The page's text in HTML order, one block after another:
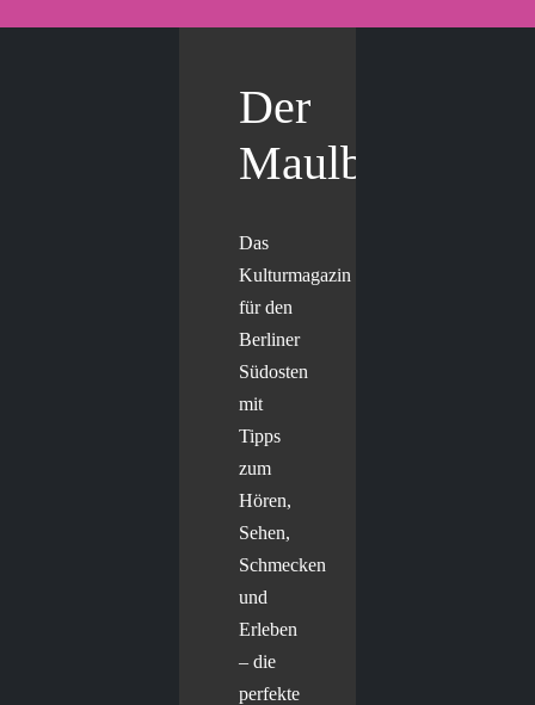
Der
Maulbär
Das
Kulturmagazin
für den
Berliner
Südosten
mit
Tipps
zum
Hören,
Sehen,
Schmecken
und
Erleben
– die
perfekte